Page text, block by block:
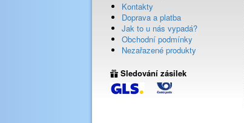
Kontakty
Doprava a platba
Jak to u nás vypadá?
Obchodní podmínky
Nezařazené produkty
Sledování zásilek